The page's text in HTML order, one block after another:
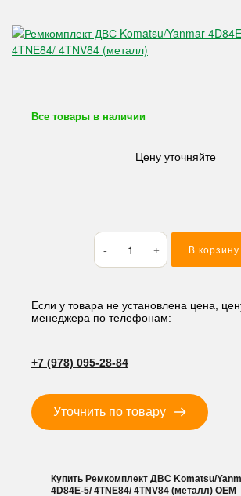
Все товары в наличии
Цену уточняйте
Количество
товара
Ремкомплект
Komatsu/Yanmar
4D84E-
5/
(металл)
В корзину
Если у товара не установлена цена,
менеджера по телефонам:
+7 (978) 095-28-84
Уточнить по товару
Купить Ремкомплект ДВС Komatsu/
4D84E-5/ 4TNE84/ 4TNV84 (металл) OEM